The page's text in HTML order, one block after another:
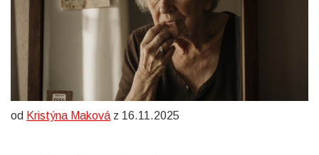
od Kristýna Maková z 16.11.2025